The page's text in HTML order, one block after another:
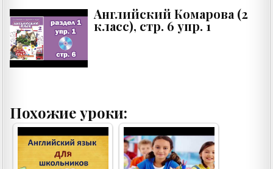
Английский Комарова (2
класс), стр. 6 упр. 1
Похожие уроки: